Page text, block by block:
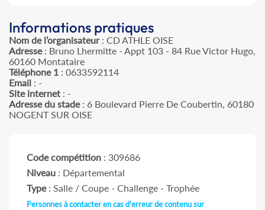
Informations pratiques
Nom de l’organisateur: CD ATHLE OISE
Adresse: Bruno Lhermitte - Appt 103 - 84 Rue Victor Hugo,
60160 Montataire
Téléphone 1 : 0633592114
Email : -
Site internet : -
Adresse du stade: 6 Boulevard Pierre De Coubertin, 60180
NOGENT SUR OISE
Code compétition : 309686
Niveau : Départemental
Type: Salle / Coupe - Challenge - Trophée
Personnes à contacter en cas d'erreur de contenu sur